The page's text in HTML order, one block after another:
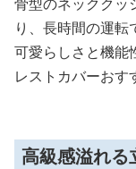
り、長時間の運転
可愛らしさと機能
レストカバーおす
高級感溢れる